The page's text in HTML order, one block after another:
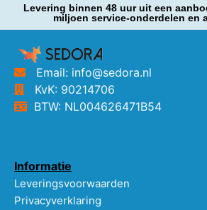
Levering binnen 48 uur uit een
miljoen service-onderdelen en
Email: info@sedora.nl
KvK: 90214706
BTW: NL004626471B54
Informatie
Leveringsvoorwaarden
Privacyverklaring